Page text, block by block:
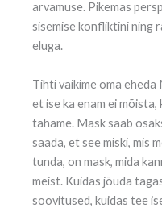
arvamuse. Pikemas
sisemise konfliktini ning
eluga.
Tihti vaikime oma eheda
et ise ka enam ei mõista,
tahame. Mask saab
saada, et see miski, mis
tunda, on mask, mida
meist. Kuidas jõuda
soovitused, kuidas tee